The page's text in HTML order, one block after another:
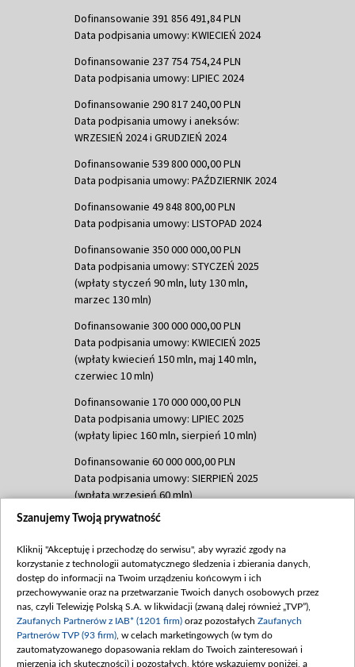
Dofinansowanie 391 856 491,84 PLN
Data podpisania umowy: KWIECIEŃ 2024
Dofinansowanie 237 754 754,24 PLN
Data podpisania umowy: LIPIEC 2024
Dofinansowanie 290 817 240,00 PLN
Data podpisania umowy i aneksów:
WRZESIEŃ 2024 i GRUDZIEŃ 2024
Dofinansowanie 539 800 000,00 PLN
Data podpisania umowy: PAŹDZIERNIK 2024
Dofinansowanie 49 848 800,00 PLN
Data podpisania umowy: LISTOPAD 2024
Dofinansowanie 350 000 000,00 PLN
Data podpisania umowy: STYCZEŃ 2025
(wpłaty styczeń 90 mln, luty 130 mln,
marzec 130 mln)
Dofinansowanie 300 000 000,00 PLN
Data podpisania umowy: KWIECIEŃ 2025
(wpłaty kwiecień 150 mln, maj 140 mln,
czerwiec 10 mln)
Dofinansowanie 170 000 000,00 PLN
Data podpisania umowy: LIPIEC 2025
(wpłaty lipiec 160 mln, sierpień 10 mln)
Dofinansowanie 60 000 000,00 PLN
Data podpisania umowy: SIERPIEŃ 2025
(wpłata wrzesień 60 mln)
Dofinansowanie 635 783 051,21 PLN
(wpłata wrzesień 100 mln, październik 350
mln, listopad 265 mln)
Dofinansowanie 48 862 000,00 PLN
Data podpisania umowy: GRUDZIEŃ 2025
(wpłata grudzień 60,548 mln)
Dofinansowanie 900 000 000,00 PLN
Szanujemy Twoją prywatność
Kliknij "Akceptuję i przechodzę do serwisu", aby wyrazić zgody na
korzystanie z technologii automatycznego śledzenia i zbierania danych,
dostęp do informacji na Twoim urządzeniu końcowym i ich
przechowywanie oraz na przetwarzanie Twoich danych osobowych przez
nas, czyli Telewizję Polską S.A. w likwidacji (zwaną dalej również „TVP”),
Zaufanych Partnerów z IAB* (1201 firm) oraz pozostałych Zaufanych
Partnerów TVP (93 firm) , w celach marketingowych (w tym do
zautomatyzowanego dopasowania reklam do Twoich zainteresowań i
mierzenia ich skuteczności) i pozostałych, które wskazujemy poniżej, a